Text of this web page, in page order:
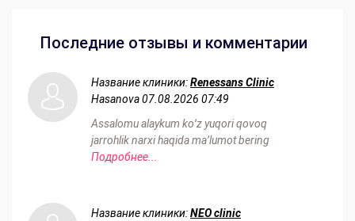
Последние отзывы и комментарии
Название клиники:Renessans Clinic
Hasanova07.08.2026 07:49
Assalomu alaykum koʻz yuqori qovoq
jarrohlik narxi haqida maʼlumot bering
Подробнее...
Название клиники:NEO clinic